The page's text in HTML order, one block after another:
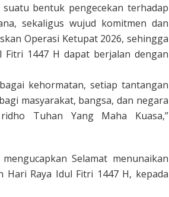
bentuk pengecekan terhadap
sekaligus wujud komitmen dan
Operasi Ketupat 2026, sehingga
Fitri 1447 H dapat berjalan dengan
kehormatan, setiap tantangan
masyarakat, bangsa, dan negara
Tuhan Yang Maha Kuasa,”
Selamat menunaikan
Hari Raya Idul Fitri 1447 H, kepada